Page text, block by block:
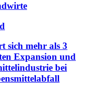
sich mehr als 3
Expansion und
bei